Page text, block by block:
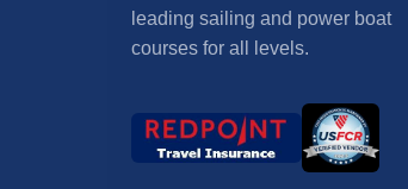
leading sailing and power boat
courses for all levels.